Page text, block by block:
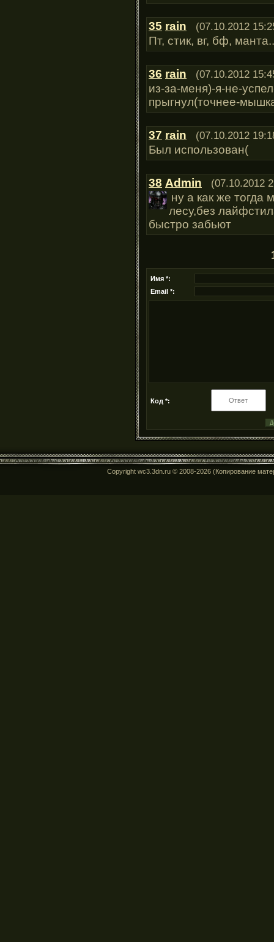
35 rain (07.10.2012
Пт, стик, вг, бф,
36 rain (07.10.2012
из-за-меня)-я-не-
прыгнул(точнее-
37 rain (07.10.2012
Был использован(
38 Admin (07.10.2012
ну а как же тогда
лесу,без
быстро забьют
Имя *:
Email *:
Код *:
Copyright wc3.3dn.ru © 2008-2026 (Копирование